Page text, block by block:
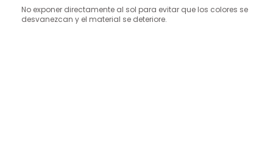
No exponer directamente al sol para evitar que los colores se
desvanezcan y el material se deteriore.